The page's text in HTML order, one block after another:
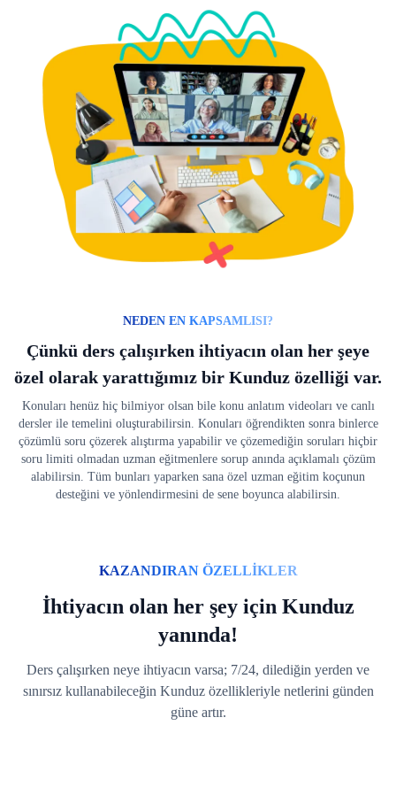
NEDEN EN KAPSAMLISI?
Çünkü ders çalışırken ihtiyacın olan her şeye
özel olarak yarattığımız bir Kunduz özelliği var.
Konuları henüz hiç bilmiyor olsan bile konu anlatım videoları ve canlı
dersler ile temelini oluşturabilirsin. Konuları öğrendikten sonra binlerce
çözümlü soru çözerek alıştırma yapabilir ve çözemediğin soruları hiçbir
soru limiti olmadan uzman eğitmenlere sorup anında açıklamalı çözüm
alabilirsin. Tüm bunları yaparken sana özel uzman eğitim koçunun
desteğini ve yönlendirmesini de sene boyunca alabilirsin.
KAZANDIRAN ÖZELLİKLER
İhtiyacın olan her şey için Kunduz
yanında!
Ders çalışırken neye ihtiyacın varsa; 7/24, dilediğin yerden ve
sınırsız kullanabileceğin Kunduz özellikleriyle netlerini günden
güne artır.